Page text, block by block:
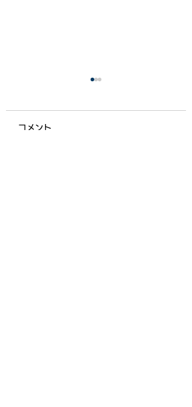
コメント